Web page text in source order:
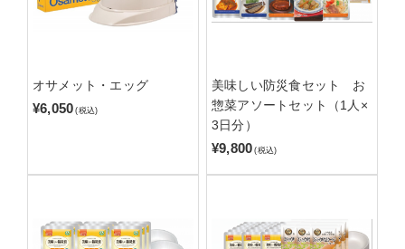
オサメット・エッグ
¥6,050 (税込)
美味しい防災食セット お
惣菜アソートセット（1人×
3日分）
¥9,800 (税込)